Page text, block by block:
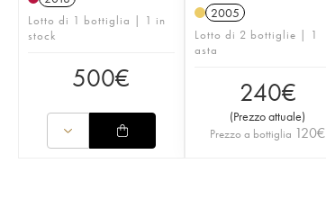
Lotto di 1 bottiglia | 1 in
stock
500€
2005
Lotto di 2 bottiglie | 1
asta
240€
(Prezzo attuale)
Prezzo a bottiglia 120€